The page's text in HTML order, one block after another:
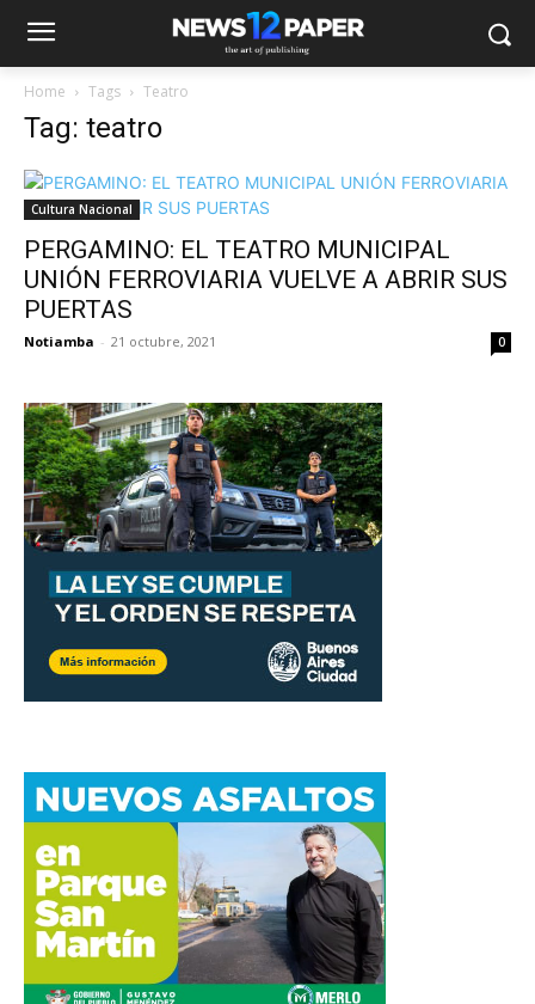
Home Tags Teatro
Tag: teatro
Cultura Nacional
PERGAMINO: EL TEATRO MUNICIPAL
UNIÓN FERROVIARIA VUELVE A ABRIR SUS
PUERTAS
Notiamba - 21 octubre, 2021 0